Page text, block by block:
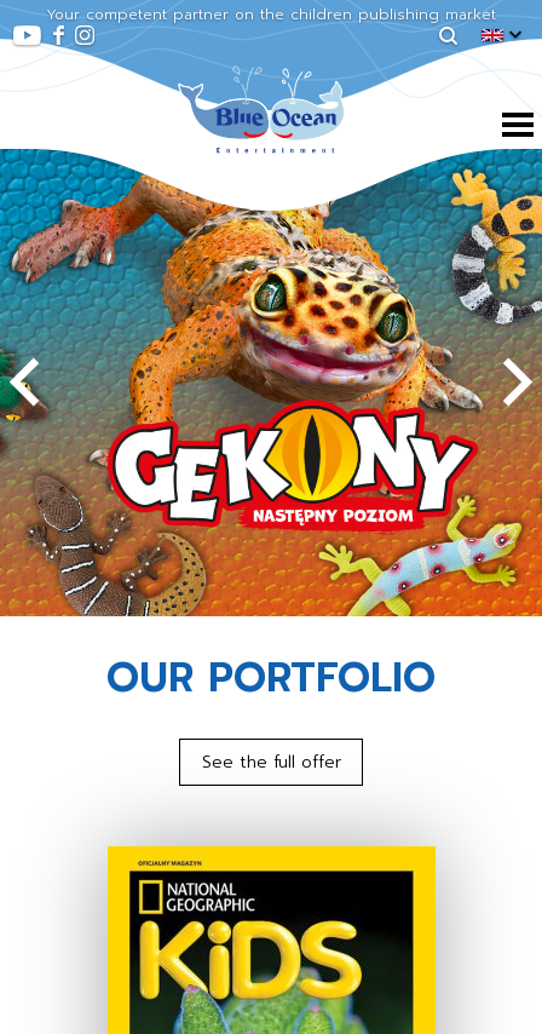
Your competent partner on the children publishing market
OUR PORTFOLIO
See the full offer